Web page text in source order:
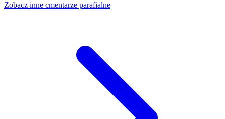
Zobacz inne cmentarze parafialne